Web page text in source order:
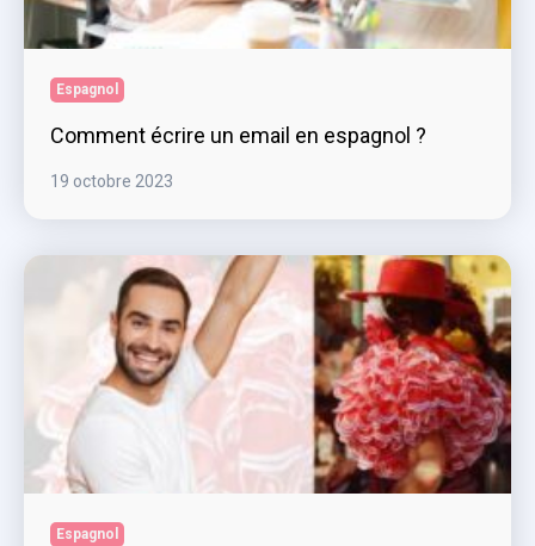
Espagnol
Comment écrire un email en espagnol ?
19 octobre 2023
Espagnol